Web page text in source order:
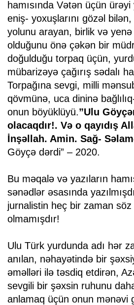
hamısında Vətən üçün
eniş- yoxuşlarını gözəl
yolunu arayan, birlik və
olduğunu önə çəkən bir
doğulduğu torpaq üçün,
mübarizəyə çağırış sədalı
Torpağına sevgi, milli
qövmünə, uca dininə
onun böyüklüyü.”Ulu
olacaqdır!. Və o qayıdış
İnşəllah. Amin. Sağ-
Göyçə dərdi” – 2020.
Bu məqalə və yazıların
sənədlər əsasında
jurnalistin heç bir zaman söz
olmamışdır!
Ulu Türk yurdunda adı hər
anılan, nəhayətində bir
əməlləri ilə təsdiq etdirən,
sevgili bir şəxsin ruhunu
anlamaq üçün onun mənəvi